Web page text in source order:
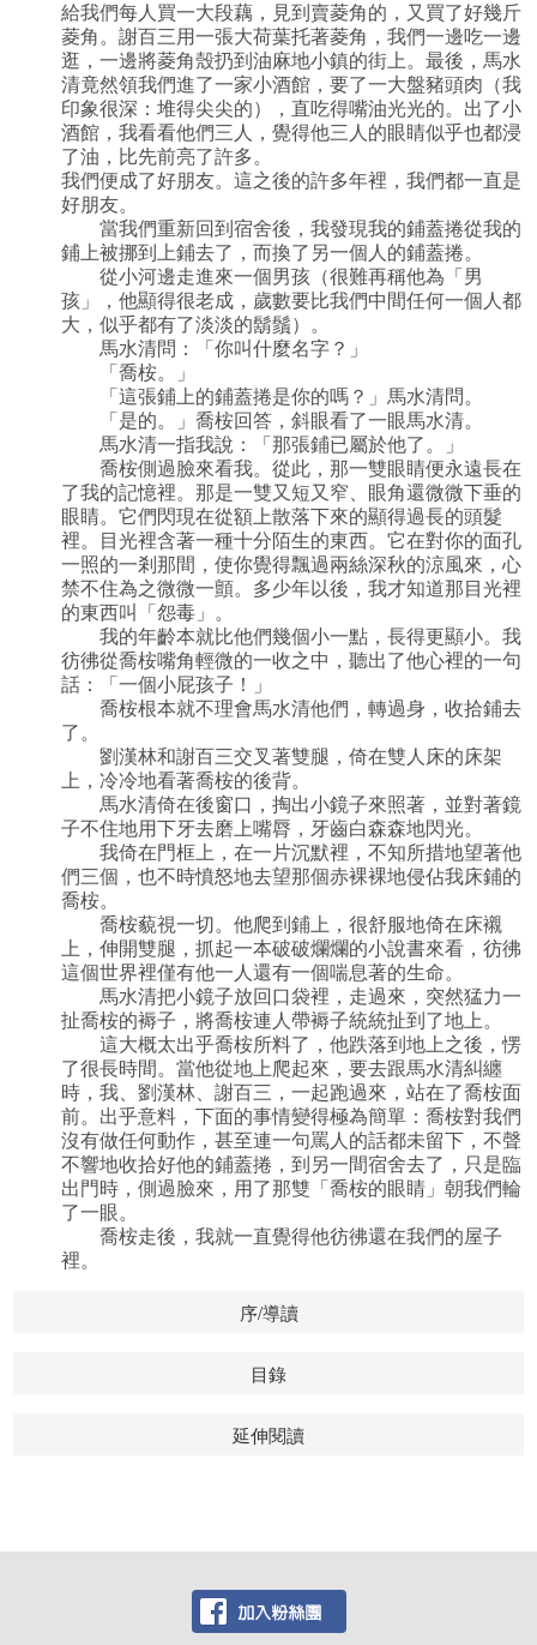
給我們每人買一大段藕，見到賣菱角的，又買了好幾斤
菱角。謝百三用一張大荷葉托著菱角，我們一邊吃一邊
逛，一邊將菱角殼扔到油麻地小鎮的街上。最後，馬水
清竟然領我們進了一家小酒館，要了一大盤豬頭肉（我
印象很深：堆得尖尖的），直吃得嘴油光光的。出了小
酒館，我看看他們三人，覺得他三人的眼睛似乎也都浸
了油，比先前亮了許多。
我們便成了好朋友。這之後的許多年裡，我們都一直是
好朋友。
當我們重新回到宿舍後，我發現我的鋪蓋捲從我的
鋪上被挪到上鋪去了，而換了另一個人的鋪蓋捲。
從小河邊走進來一個男孩（很難再稱他為「男
孩」，他顯得很老成，歲數要比我們中間任何一個人都
大，似乎都有了淡淡的鬍鬚）。
馬水清問：「你叫什麼名字？」
「喬桉。」
「這張鋪上的鋪蓋捲是你的嗎？」馬水清問。
「是的。」喬桉回答，斜眼看了一眼馬水清。
馬水清一指我說：「那張鋪已屬於他了。」
喬桉側過臉來看我。從此，那一雙眼睛便永遠長在
了我的記憶裡。那是一雙又短又窄、眼角還微微下垂的
眼睛。它們閃現在從額上散落下來的顯得過長的頭髮
裡。目光裡含著一種十分陌生的東西。它在對你的面孔
一照的一剎那間，使你覺得飄過兩絲深秋的涼風來，心
禁不住為之微微一顫。多少年以後，我才知道那目光裡
的東西叫「怨毒」。
我的年齡本就比他們幾個小一點，長得更顯小。我
彷彿從喬桉嘴角輕微的一收之中，聽出了他心裡的一句
話：「一個小屁孩子！」
喬桉根本就不理會馬水清他們，轉過身，收拾鋪去
了。
劉漢林和謝百三交叉著雙腿，倚在雙人床的床架
上，冷冷地看著喬桉的後背。
馬水清倚在後窗口，掏出小鏡子來照著，並對著鏡
子不住地用下牙去磨上嘴脣，牙齒白森森地閃光。
我倚在門框上，在一片沉默裡，不知所措地望著他
們三個，也不時憤怒地去望那個赤裸裸地侵佔我床鋪的
喬桉。
喬桉藐視一切。他爬到鋪上，很舒服地倚在床襯
上，伸開雙腿，抓起一本破破爛爛的小說書來看，彷彿
這個世界裡僅有他一人還有一個喘息著的生命。
馬水清把小鏡子放回口袋裡，走過來，突然猛力一
扯喬桉的褥子，將喬桉連人帶褥子統統扯到了地上。
這大概太出乎喬桉所料了，他跌落到地上之後，愣
了很長時間。當他從地上爬起來，要去跟馬水清糾纏
時，我、劉漢林、謝百三，一起跑過來，站在了喬桉面
前。出乎意料，下面的事情變得極為簡單：喬桉對我們
沒有做任何動作，甚至連一句罵人的話都未留下，不聲
不響地收拾好他的鋪蓋捲，到另一間宿舍去了，只是臨
出門時，側過臉來，用了那雙「喬桉的眼睛」朝我們輪
了一眼。
喬桉走後，我就一直覺得他彷彿還在我們的屋子
裡。
序/導讀
目錄
延伸閱讀